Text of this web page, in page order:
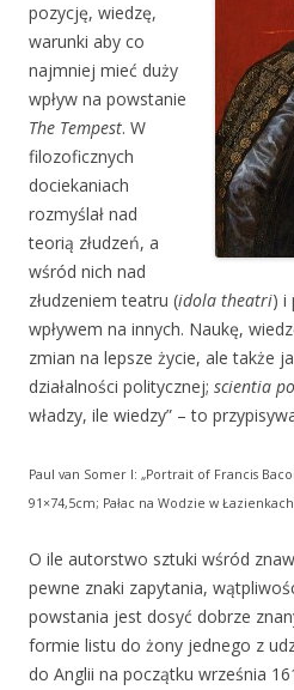
pozycję, wiedzę,
warunki aby co
najmniej mieć duży
wpływ na powstanie
The Tempest. W
filozoficznych
dociekaniach
rozmyślał nad
teorią złudzeń, a
wśród nich nad
złudzeniem teatru (idola theatri) i
wpływem na innych. Naukę,
zmian na lepsze życie, ale także
działalności politycznej; scientia
władzy, ile wiedzy” – to
Paul van Somer I: „Portrait of Francis
91×74,5cm; Pałac na Wodzie w
O ile autorstwo sztuki wśród
pewne znaki zapytania,
powstania jest dosyć dobrze
formie listu do żony jednego z
do Anglii na początku września